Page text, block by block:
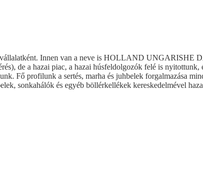
Innen van a neve is HOLLAND UNGARISHE
de a hazai piac, a hazai húsfeldolgozók felé is
Fő profilunk a sertés, marha és juhbelek forgalmazása
sonkahálók és egyéb böllérkellékek kereskedelmével